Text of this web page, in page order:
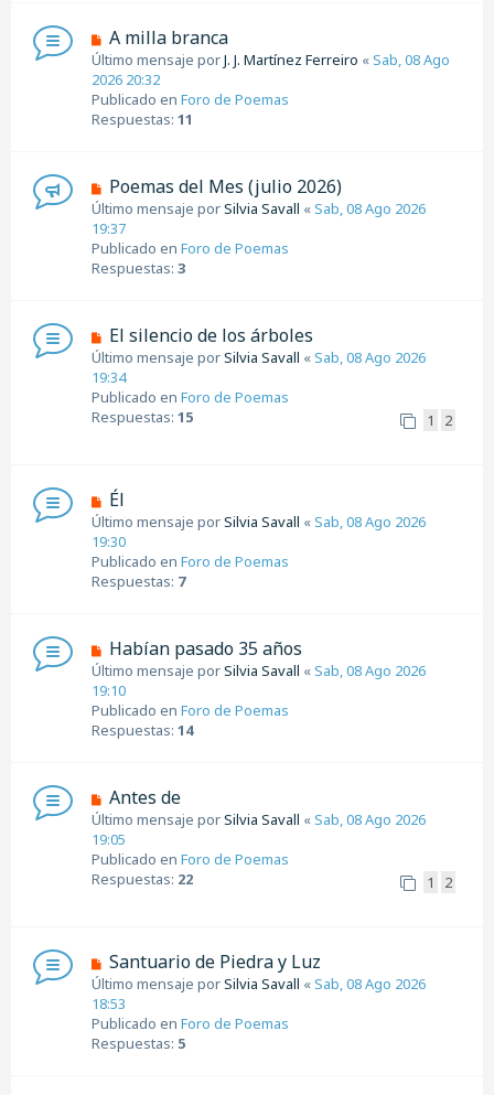
a
j
e
N
u
e
v
o
s
a
j
e
A milla branca
Último mensaje porJ. J. Martínez Ferreiro «Sab, 08 Ago
2026 20:32
Publicado en Foro de Poemas
Respuestas: 11
N
u
e
v
o
s
a
j
e
Poemas del Mes (julio 2026)
Último mensaje porSilvia Savall «Sab, 08 Ago 2026
19:37
Publicado en Foro de Poemas
Respuestas: 3
N
u
e
v
o
s
a
j
e
El silencio de los árboles
Último mensaje porSilvia Savall «Sab, 08 Ago 2026
19:34
Publicado en Foro de Poemas
Respuestas: 15 1 2
N
u
e
v
o
s
a
j
e
Él
Último mensaje porSilvia Savall «Sab, 08 Ago 2026
19:30
Publicado en Foro de Poemas
Respuestas: 7
N
u
e
v
o
s
a
j
e
Habían pasado 35 años
Último mensaje porSilvia Savall «Sab, 08 Ago 2026
19:10
Publicado en Foro de Poemas
Respuestas: 14
N
u
e
v
o
s
a
j
e
Antes de
Último mensaje porSilvia Savall «Sab, 08 Ago 2026
19:05
Publicado en Foro de Poemas
Respuestas: 22 1 2
N
u
e
v
o
Santuario de Piedra y Luz
Último mensaje porSilvia Savall «Sab, 08 Ago 2026
18:53
Publicado en Foro de Poemas
Respuestas: 5